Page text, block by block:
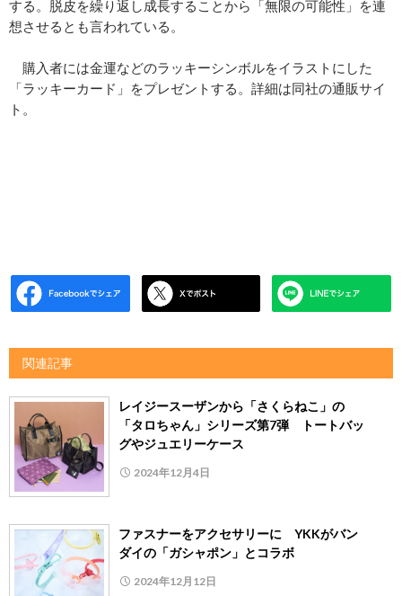
する。脱皮を繰り返し成長することから「無限の可能性」を連
想させるとも言われている。
購入者には金運などのラッキーシンボルをイラストにした
「ラッキーカード」をプレゼントする。詳細は同社の通販サイ
ト。
関連記事
レイジースーザンから「さくらねこ」の
「タロちゃん」シリーズ第7弾 トートバッ
グやジュエリーケース
2024年12月4日
ファスナーをアクセサリーに YKKがバン
ダイの「ガシャポン」とコラボ
2024年12月12日